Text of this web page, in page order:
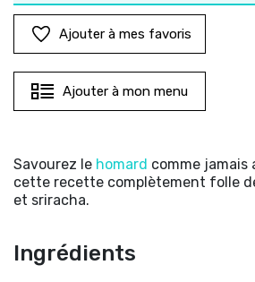
Ajouter à mes favoris
Ajouter à mon menu
Savourez le homard comme jamais
cette recette complètement folle
et sriracha.
Ingrédients